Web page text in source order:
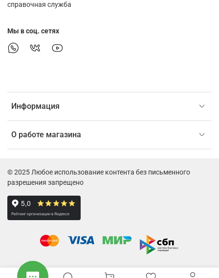
Информация
О работе магазина
справочная служба
Мы в соц. сетях
© 2025 Любое использование контента без письменного
разрешения запрещено